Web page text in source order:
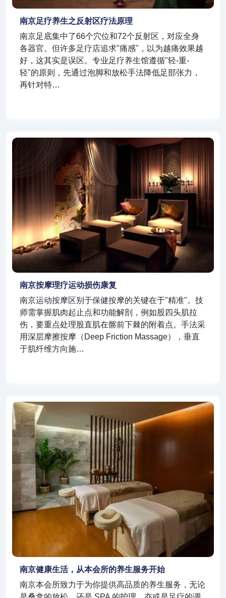
南京足疗养生之反射区疗法原理
南京足底集中了66个穴位和72个反射区，对应全身
各器官。但许多足疗店追求"痛感"，以为越痛效果越
好，这其实是误区。专业足疗养生馆遵循"轻-重-
轻"的原则，先通过泡脚和放松手法降低足部张力，
再针对特…
南京按摩理疗运动损伤康复
南京运动按摩区别于保健按摩的关键在于"精准"。技
师需掌握肌肉起止点和功能解剖，例如股四头肌拉
伤，要重点处理股直肌在髂前下棘的附着点。手法采
用深层摩擦按摩（Deep Friction Massage），垂直
于肌纤维方向施…
南京健康生活，从本会所的养生服务开始
南京本会所致力于为你提供高品质的养生服务，无论